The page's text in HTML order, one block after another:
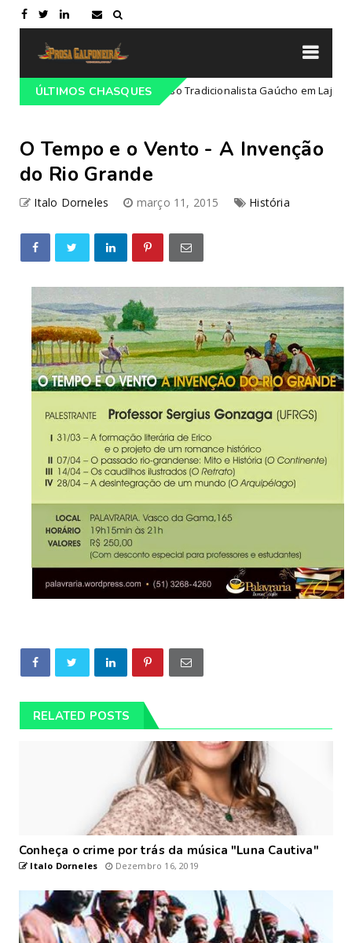
ÚLTIMOS CHASQUES
do 68º Congresso Tradicionalista Gaúcho em Lajeado-RS
O Tempo e o Vento - A Invenção
do Rio Grande
Italo Dorneles março 11, 2015 História
RELATED POSTS
Conheça o crime por trás da música "Luna Cautiva"
Italo Dorneles Dezembro 16, 2019